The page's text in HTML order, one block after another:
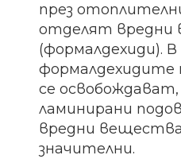
през
отделят вредни
(формалдехиди).
формалдехидите
се
ламинирани
вредни
значителни.